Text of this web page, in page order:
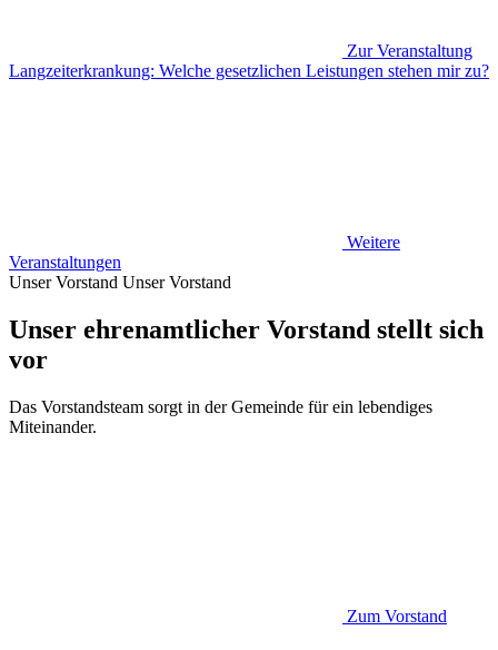
Zur Veranstaltung
Langzeiterkrankung: Welche gesetzlichen Leistungen stehen mir zu?
Weitere
Veranstaltungen
Unser Vorstand Unser Vorstand
Unser ehrenamtlicher Vorstand stellt sich
vor
Das Vorstandsteam sorgt in der Gemeinde für ein lebendiges
Miteinander.
Zum Vorstand